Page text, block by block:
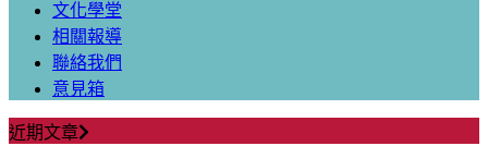
文化學堂
相關報導
聯絡我們
意見箱
近期文章